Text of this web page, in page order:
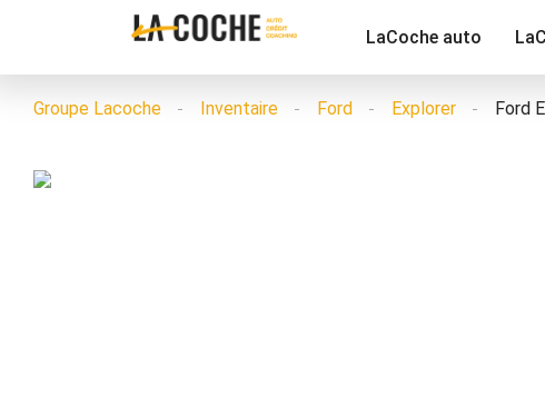
LaCoche auto
Groupe Lacoche Inventaire Ford Explorer Ford